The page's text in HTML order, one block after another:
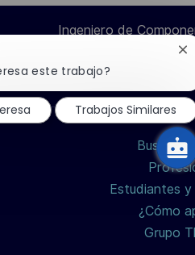
a
de
LinkedIn
a
de
a
de
/
X
Ingeniero de
Información
Buscar
Estudiantes
¿Cómo
Grupo
este trabajo?
Trabajos Similares